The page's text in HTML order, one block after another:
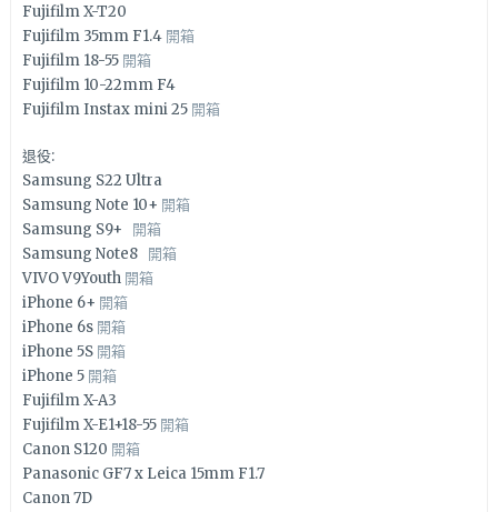
Fujifilm X-T20
Fujifilm 35mm F1.4 開箱
Fujifilm 18-55 開箱
Fujifilm 10-22mm F4
Fujifilm Instax mini 25 開箱
退役:
Samsung S22 Ultra
Samsung Note 10+ 開箱
Samsung S9+ 開箱
Samsung Note8 開箱
VIVO V9Youth 開箱
iPhone 6+ 開箱
iPhone 6s 開箱
iPhone 5S 開箱
iPhone 5 開箱
Fujifilm X-A3
Fujifilm X-E1+18-55 開箱
Canon S120 開箱
Panasonic GF7 x Leica 15mm F1.7
Canon 7D